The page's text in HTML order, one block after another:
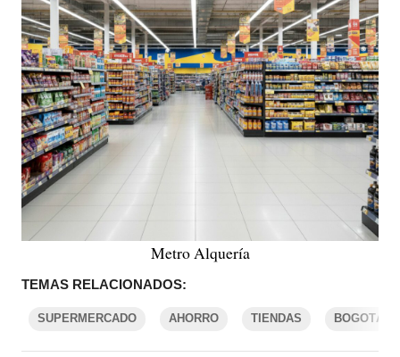
Metro Alquería
TEMAS RELACIONADOS:
SUPERMERCADO AHORRO TIENDAS BOGOTÁ